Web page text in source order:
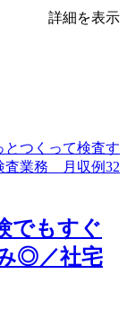
詳細を表示
でもすぐ
◎／社宅